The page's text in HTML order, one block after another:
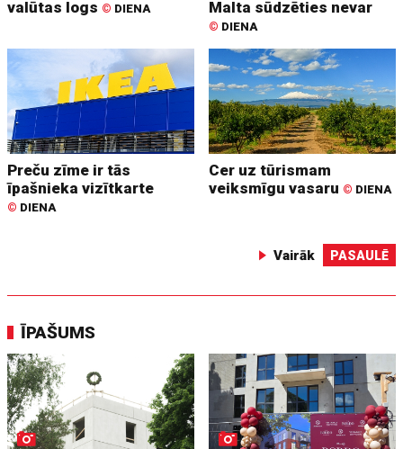
valūtas logs © DIENA
Malta sūdzēties nevar
© DIENA
Preču zīme ir tās
īpašnieka vizītkarte
© DIENA
Cer uz tūrismam
veiksmīgu vasaru © DIENA
Vairāk PASAULĒ
ĪPAŠUMS